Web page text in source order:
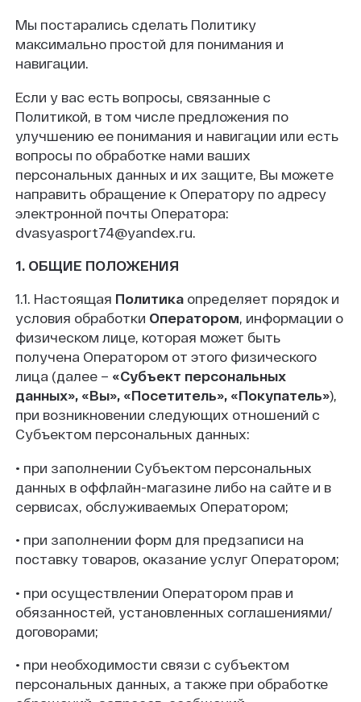
Мы постарались сделать Политику
максимально простой для понимания и
навигации.
Если у вас есть вопросы, связанные с
Политикой, в том числе предложения по
улучшению ее понимания и навигации или есть
вопросы по обработке нами ваших
персональных данных и их защите, Вы можете
направить обращение к Оператору по адресу
электронной почты Оператора:
dvasyasport74@yandex.ru.
1. ОБЩИЕ ПОЛОЖЕНИЯ
1.1. Настоящая Политикаопределяет порядок и
условия обработки Оператором, информации о
физическом лице, которая может быть
получена Оператором от этого физического
лица (далее – «Субъект персональных
данных», «Вы», «Посетитель», «Покупатель»),
при возникновении следующих отношений с
Субъектом персональных данных:
• при заполнении Субъектом персональных
данных в оффлайн-магазине либо на сайте и в
сервисах, обслуживаемых Оператором;
• при заполнении форм для предзаписи на
поставку товаров, оказание услуг Оператором;
• при осуществлении Оператором прав и
обязанностей, установленных соглашениями/
договорами;
• при необходимости связи с субъектом
персональных данных, а также при обработке